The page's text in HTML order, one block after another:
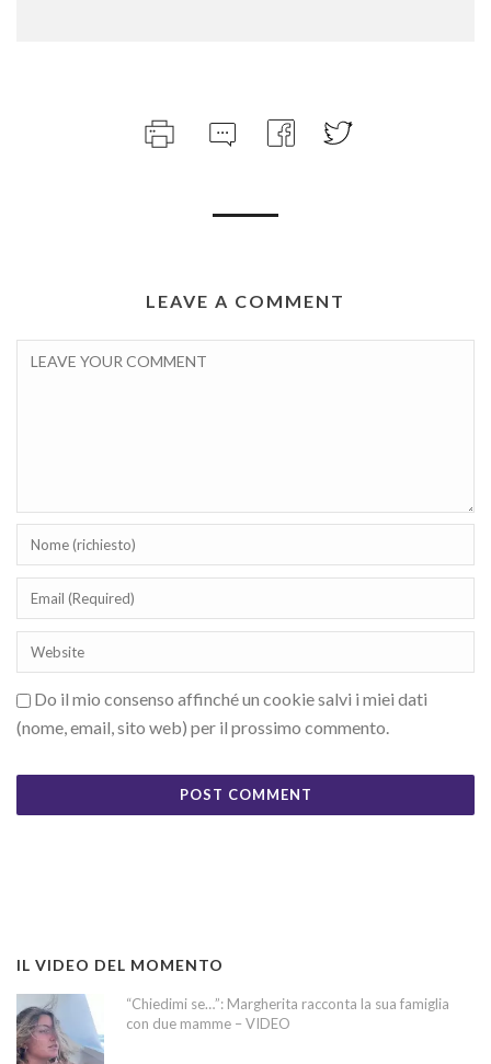
LEAVE A COMMENT
Do il mio consenso affinché un cookie salvi i miei dati
(nome, email, sito web) per il prossimo commento.
IL VIDEO DEL MOMENTO
“Chiedimi se…”: Margherita racconta la sua famiglia
con due mamme – VIDEO